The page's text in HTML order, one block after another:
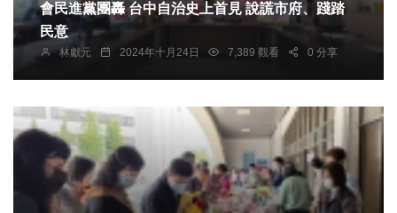
會民進黨團轟 台中自治史上首見 說謊市府、踐踏
民意
林獻元 2024年十月24日 7,389 觀看 0 分享